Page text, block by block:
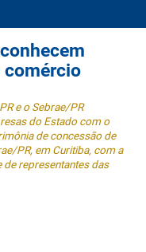
comércio
e o Sebrae/PR
do Estado com o
de concessão de
PR, em Curitiba, com a
de representantes das